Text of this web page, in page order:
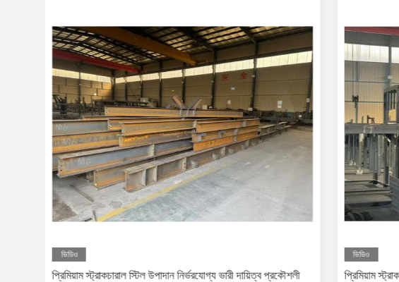
ভিডিও
প্রিমিয়াম স্ট্রাকচারাল স্টিল উপাদান নির্ভরযোগ্য ভারী দায়িত্ব প্রকৌশলী
ভিডিও
প্রিমিয়াম